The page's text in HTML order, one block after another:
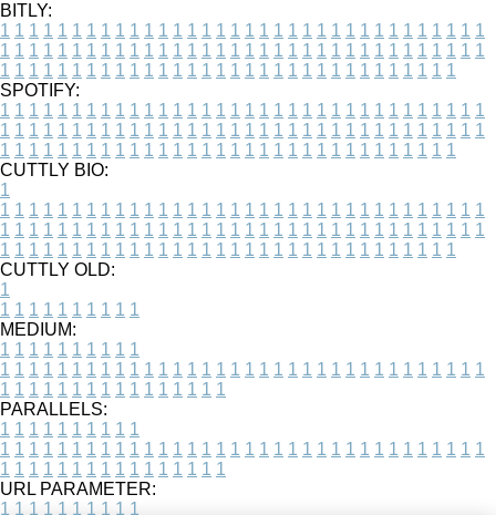
BITLY:
1 1 1 1 1 1 1 1 1 1 1 1 1 1 1 1 1 1 1 1 1 1 1 1 1 1 1 1 1 1 1 1 1 1
1 1 1 1 1 1 1 1 1 1 1 1 1 1 1 1 1 1 1 1 1 1 1 1 1 1 1 1 1 1 1 1 1 1
1 1 1 1 1 1 1 1 1 1 1 1 1 1 1 1 1 1 1 1 1 1 1 1 1 1 1 1 1 1 1 1
SPOTIFY:
1 1 1 1 1 1 1 1 1 1 1 1 1 1 1 1 1 1 1 1 1 1 1 1 1 1 1 1 1 1 1 1 1 1
1 1 1 1 1 1 1 1 1 1 1 1 1 1 1 1 1 1 1 1 1 1 1 1 1 1 1 1 1 1 1 1 1 1
1 1 1 1 1 1 1 1 1 1 1 1 1 1 1 1 1 1 1 1 1 1 1 1 1 1 1 1 1 1 1 1
CUTTLY BIO:
1
1 1 1 1 1 1 1 1 1 1 1 1 1 1 1 1 1 1 1 1 1 1 1 1 1 1 1 1 1 1 1 1 1 1
1 1 1 1 1 1 1 1 1 1 1 1 1 1 1 1 1 1 1 1 1 1 1 1 1 1 1 1 1 1 1 1 1 1
1 1 1 1 1 1 1 1 1 1 1 1 1 1 1 1 1 1 1 1 1 1 1 1 1 1 1 1 1 1 1 1
CUTTLY OLD:
1
1 1 1 1 1 1 1 1 1 1
MEDIUM:
1 1 1 1 1 1 1 1 1 1
1 1 1 1 1 1 1 1 1 1 1 1 1 1 1 1 1 1 1 1 1 1 1 1 1 1 1 1 1 1 1 1 1 1
1 1 1 1 1 1 1 1 1 1 1 1 1 1 1 1
PARALLELS:
1 1 1 1 1 1 1 1 1 1
1 1 1 1 1 1 1 1 1 1 1 1 1 1 1 1 1 1 1 1 1 1 1 1 1 1 1 1 1 1 1 1 1 1
1 1 1 1 1 1 1 1 1 1 1 1 1 1 1 1
URL PARAMETER:
1 1 1 1 1 1 1 1 1 1